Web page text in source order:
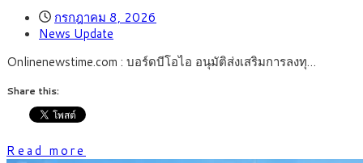
กรกฎาคม 8, 2026
News Update
Onlinenewstime.com : บอร์ดบีโอไอ อนุมัติส่งเสริมการลงทุ…
Share this:
Read more